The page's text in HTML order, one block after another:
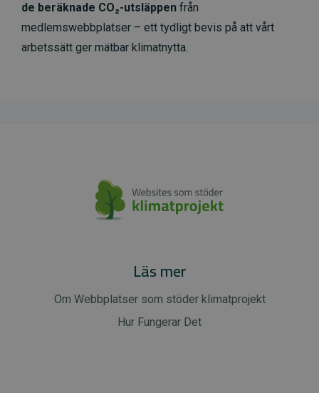
de beräknade CO₂-utsläppen från
medlemswebbplatser – ett tydligt bevis på att vårt
arbetssätt ger mätbar klimatnytta.
Läs mer
Om Webbplatser som stöder klimatprojekt
Hur Fungerar Det